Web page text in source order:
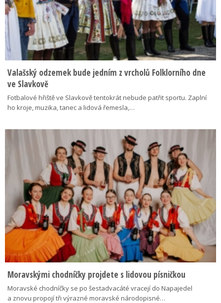
Valašský odzemek bude jedním z vrcholů Folklorního dne
ve Slavkově
Fotbalové hřiště ve Slavkově tentokrát nebude patřit sportu. Zaplní
ho kroje, muzika, tanec a lidová řemesla,…
Moravskými chodníčky projdete s lidovou písničkou
Moravské chodníčky se po šestadvacáté vracejí do Napajedel
a znovu propojí tři výrazné moravské národopisné…